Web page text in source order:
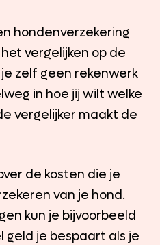
hondenverzekering
vergelijken op de
zelf geen rekenwerk
in hoe jij wilt welke
vergelijker maakt de
de kosten die je
van je hond.
kun je bijvoorbeeld
geld je bespaart als je